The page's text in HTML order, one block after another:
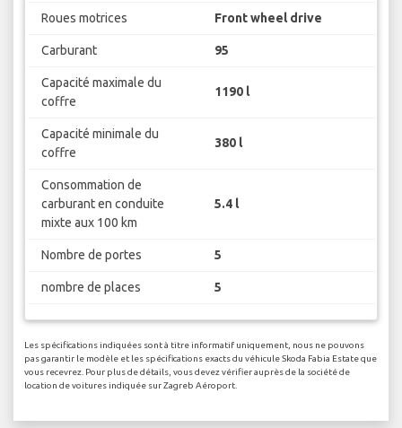
Roues motrices Front wheel drive
Carburant 95
Capacité maximale du
coffre
1190 l
Capacité minimale du
coffre
380 l
Consommation de
carburant en conduite
mixte aux 100 km
5.4 l
Nombre de portes 5
nombre de places 5
Les spécifications indiquées sont à titre informatif uniquement, nous ne pouvons
pas garantir le modèle et les spécifications exacts du véhicule Skoda Fabia Estate que
vous recevrez. Pour plus de détails, vous devez vérifier auprès de la société de
location de voitures indiquée sur Zagreb Aéroport.